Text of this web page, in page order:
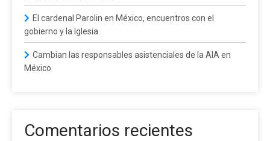
El cardenal Parolin en México, encuentros con el
gobierno y la Iglesia
Cambian las responsables asistenciales de la AIA en
México
Comentarios recientes